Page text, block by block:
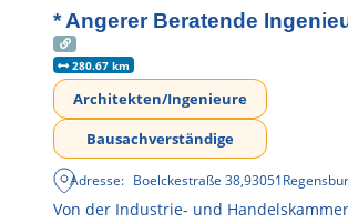
* Angerer Beratende
280.67 km
Architekten/Ingenieure
Bausachverständige
Adresse: Boelckestraße 38,93051
Von der Industrie- und